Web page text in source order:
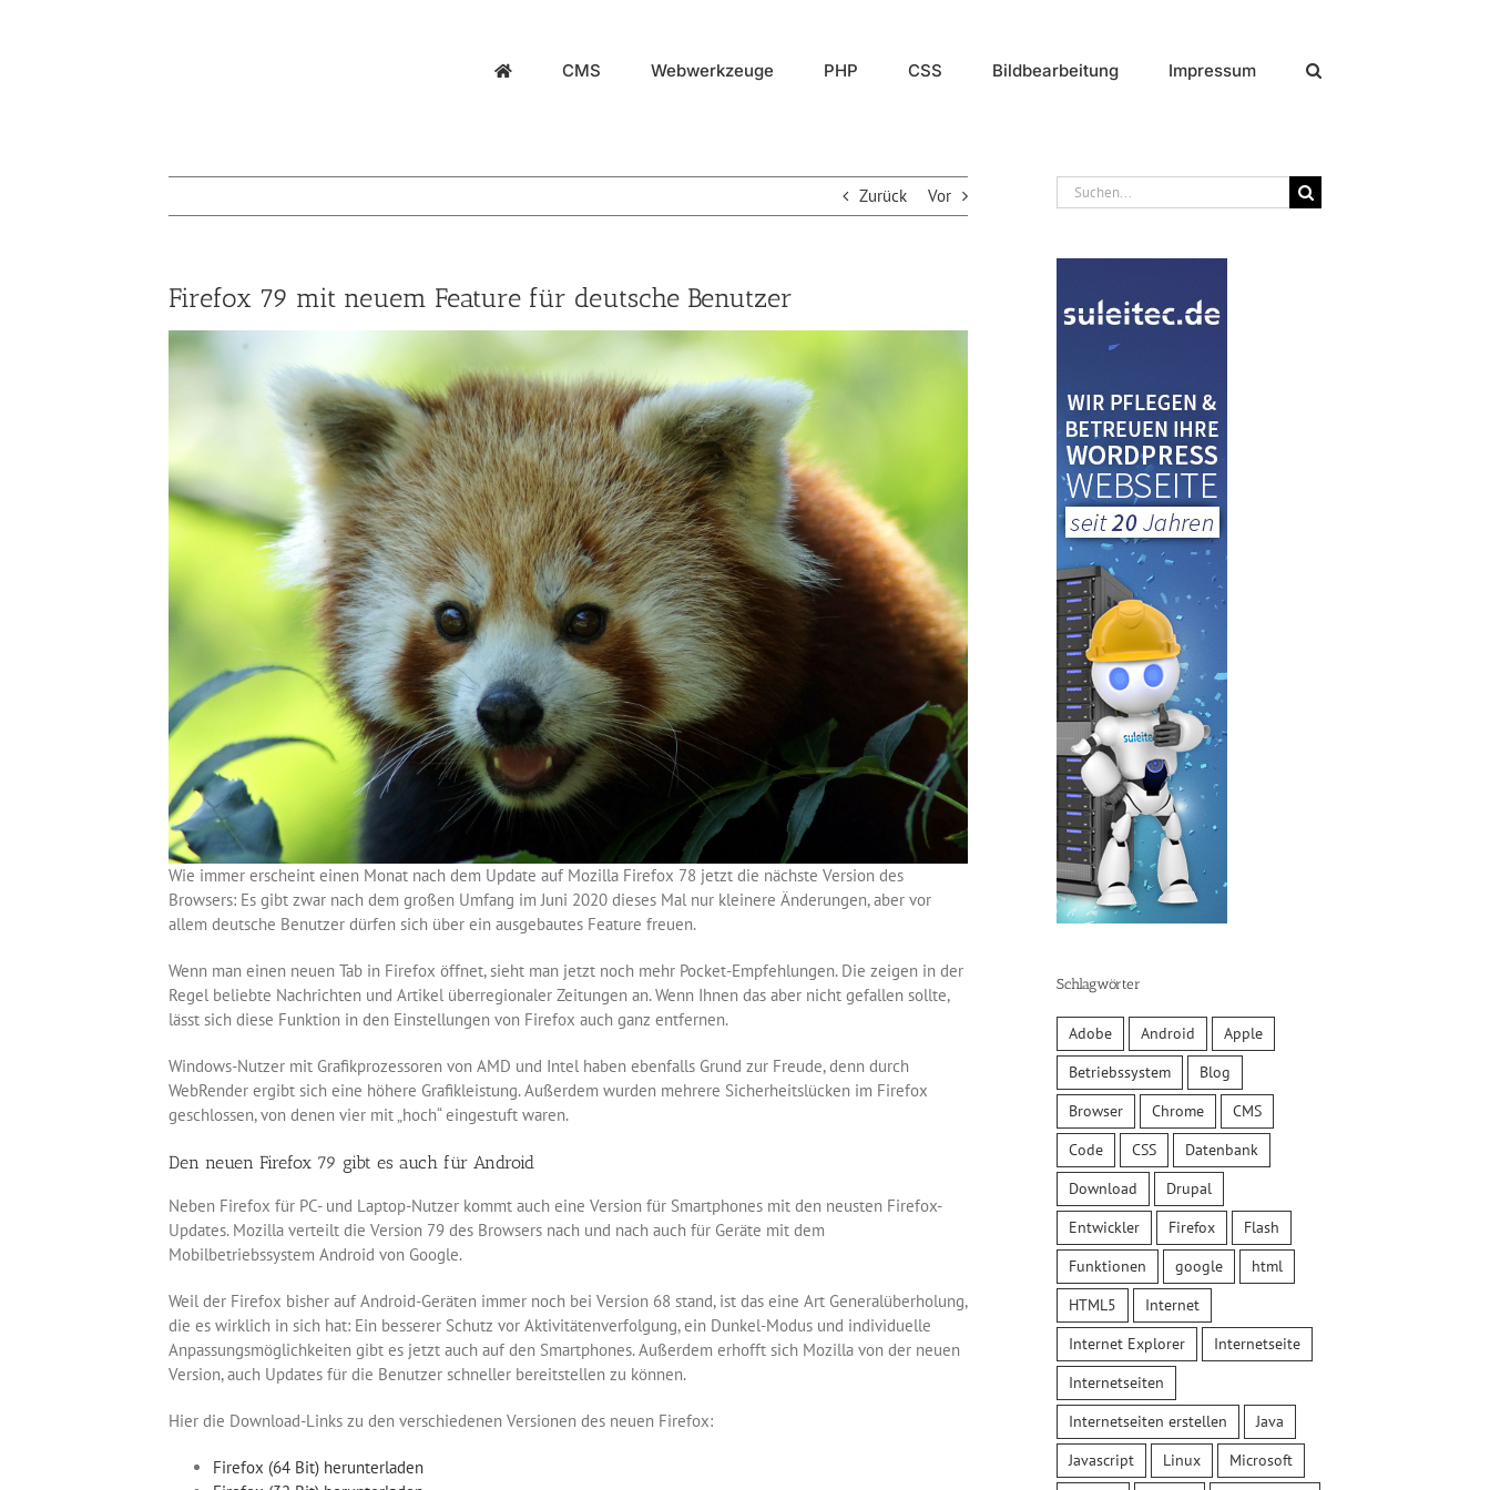
CMS Webwerkzeuge PHP CSS Bildbearbeitung Impressum
Zurück Vor
Firefox 79 mit neuem Feature für deutsche Benutzer
Wie immer erscheint einen Monat nach dem Update auf Mozilla Firefox 78 jetzt die nächste Version des
Browsers: Es gibt zwar nach dem großen Umfang im Juni 2020 dieses Mal nur kleinere Änderungen, aber vor
allem deutsche Benutzer dürfen sich über ein ausgebautes Feature freuen.
Wenn man einen neuen Tab in Firefox öffnet, sieht man jetzt noch mehr Pocket-Empfehlungen. Die zeigen in der
Regel beliebte Nachrichten und Artikel überregionaler Zeitungen an. Wenn Ihnen das aber nicht gefallen sollte,
lässt sich diese Funktion in den Einstellungen von Firefox auch ganz entfernen.
Windows-Nutzer mit Grafikprozessoren von AMD und Intel haben ebenfalls Grund zur Freude, denn durch
WebRender ergibt sich eine höhere Grafikleistung. Außerdem wurden mehrere Sicherheitslücken im Firefox
geschlossen, von denen vier mit „hoch“ eingestuft waren.
Den neuen Firefox 79 gibt es auch für Android
Neben Firefox für PC- und Laptop-Nutzer kommt auch eine Version für Smartphones mit den neusten Firefox-
Updates. Mozilla verteilt die Version 79 des Browsers nach und nach auch für Geräte mit dem
Mobilbetriebssystem Android von Google.
Weil der Firefox bisher auf Android-Geräten immer noch bei Version 68 stand, ist das eine Art Generalüberholung,
die es wirklich in sich hat: Ein besserer Schutz vor Aktivitätenverfolgung, ein Dunkel-Modus und individuelle
Anpassungsmöglichkeiten gibt es jetzt auch auf den Smartphones. Außerdem erhofft sich Mozilla von der neuen
Version, auch Updates für die Benutzer schneller bereitstellen zu können.
Hier die Download-Links zu den verschiedenen Versionen des neuen Firefox:
Firefox (64 Bit) herunterladen
Suche
nach:
Schlagwörter
Adobe Android
Apple
Betriebssystem
Blog
Browser
Chrome
CMS
Code
CSS
Datenbank
Download
Drupal
Entwickler
Firefox
Flash
Funktionen
google
html
HTML5
Internet
Internet Explorer
Internetseite
Internetseiten
Internetseiten erstellen
Java
Javascript
Linux
Microsoft